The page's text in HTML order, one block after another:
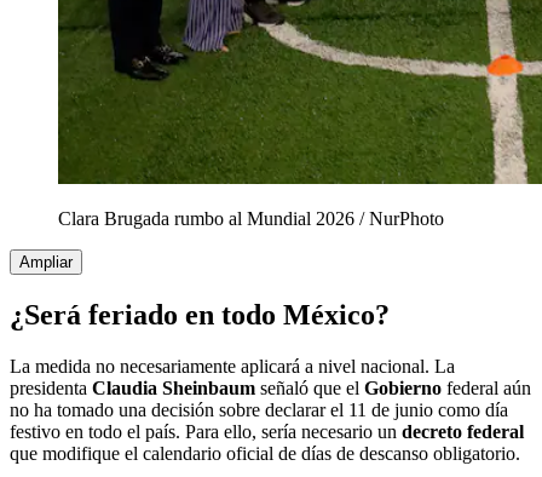
Clara Brugada rumbo al Mundial 2026 /NurPhoto
Ampliar
¿Será feriado en todo México?
La medida no necesariamente aplicará a nivel nacional. La
presidenta Claudia Sheinbaum señaló que el Gobierno federal aún
no ha tomado una decisión sobre declarar el 11 de junio como día
festivo en todo el país. Para ello, sería necesario un decreto federal
que modifique el calendario oficial de días de descanso obligatorio.